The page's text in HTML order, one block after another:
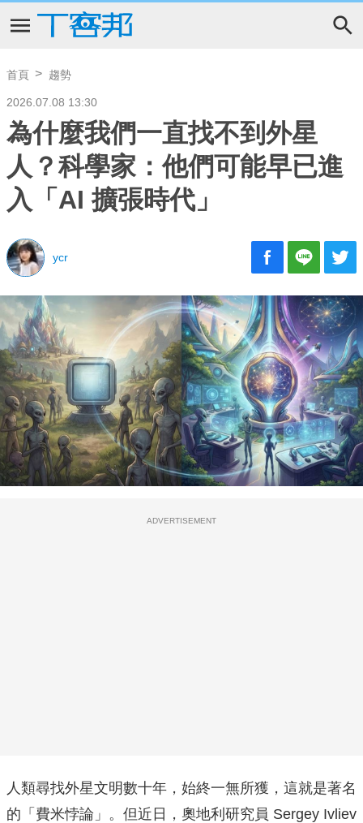
首頁 趨勢
2026.07.08 13:30
為什麼我們一直找不到外星
人？科學家：他們可能早已進
入「AI 擴張時代」
ycr
ADVERTISEMENT
人類尋找外星文明數十年，始終一無所獲，這就是著名
的「費米悖論」。但近日，奧地利研究員 Sergey Ivliev